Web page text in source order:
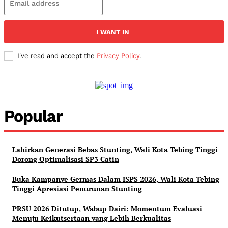
I WANT IN
I've read and accept the Privacy Policy.
Popular
Lahirkan Generasi Bebas Stunting, Wali Kota Tebing Tinggi
Dorong Optimalisasi SP3 Catin
Buka Kampanye Germas Dalam ISPS 2026, Wali Kota Tebing
Tinggi Apresiasi Penurunan Stunting
PRSU 2026 Ditutup, Wabup Dairi: Momentum Evaluasi
Menuju Keikutsertaan yang Lebih Berkualitas